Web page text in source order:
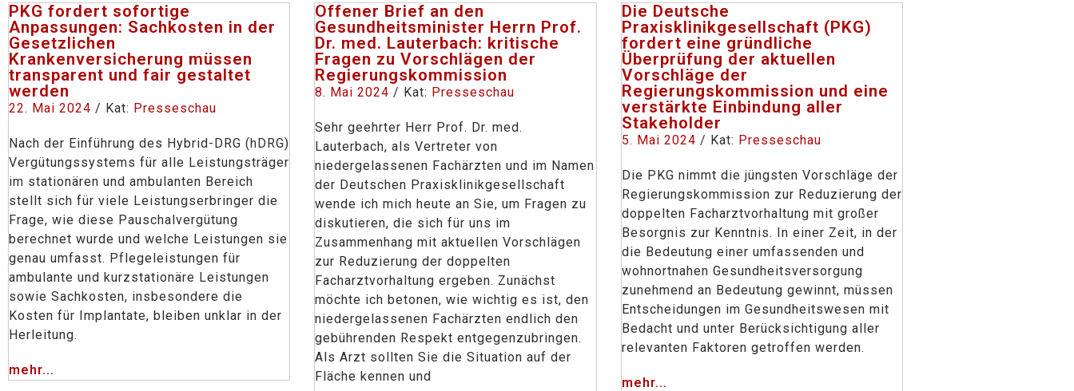
PKG fordert sofortige
Anpassungen: Sachkosten in der
Gesetzlichen
Krankenversicherung müssen
transparent und fair gestaltet
werden
22. Mai 2024 / Kat: Presseschau
Nach der Einführung des Hybrid-DRG (hDRG)
Vergütungssystems für alle Leistungsträger
im stationären und ambulanten Bereich
stellt sich für viele Leistungserbringer die
Frage, wie diese Pauschalvergütung
berechnet wurde und welche Leistungen sie
genau umfasst. Pflegeleistungen für
ambulante und kurzstationäre Leistungen
sowie Sachkosten, insbesondere die
Kosten für Implantate, bleiben unklar in der
Herleitung.
mehr...
Offener Brief an den
Gesundheitsminister Herrn Prof.
Dr. med. Lauterbach: kritische
Fragen zu Vorschlägen der
Regierungskommission
8. Mai 2024 / Kat: Presseschau
Sehr geehrter Herr Prof. Dr. med.
Lauterbach, als Vertreter von
niedergelassenen Fachärzten und im Namen
der Deutschen Praxisklinikgesellschaft
wende ich mich heute an Sie, um Fragen zu
diskutieren, die sich für uns im
Zusammenhang mit aktuellen Vorschlägen
zur Reduzierung der doppelten
Facharztvorhaltung ergeben. Zunächst
möchte ich betonen, wie wichtig es ist, den
niedergelassenen Fachärzten endlich den
gebührenden Respekt entgegenzubringen.
Als Arzt sollten Sie die Situation auf der
Fläche kennen und
Die Deutsche
Praxisklinikgesellschaft (PKG)
fordert eine gründliche
Überprüfung der aktuellen
Vorschläge der
Regierungskommission und eine
verstärkte Einbindung aller
Stakeholder
5. Mai 2024 / Kat: Presseschau
Die PKG nimmt die jüngsten Vorschläge der
Regierungskommission zur Reduzierung der
doppelten Facharztvorhaltung mit großer
Besorgnis zur Kenntnis. In einer Zeit, in der
die Bedeutung einer umfassenden und
wohnortnahen Gesundheitsversorgung
zunehmend an Bedeutung gewinnt, müssen
Entscheidungen im Gesundheitswesen mit
Bedacht und unter Berücksichtigung aller
relevanten Faktoren getroffen werden.
mehr...